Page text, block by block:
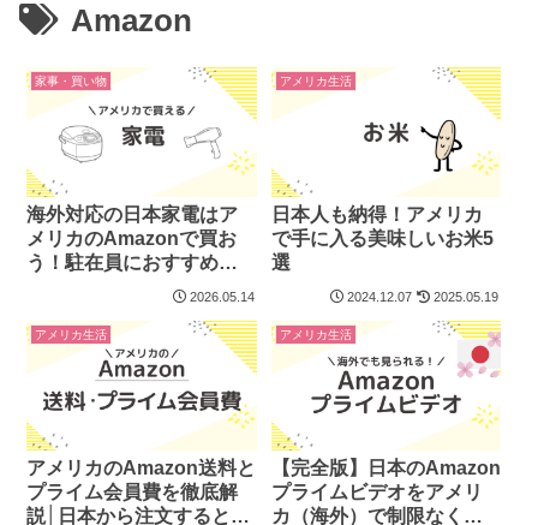
Amazon
家事・買い物
海外対応の日本家電はア
メリカのAmazonで買お
う！駐在員におすすめの
2026.05.14
アメリカ生活
日本人も納得！アメリカ
で手に入る美味しいお米5
選
2024.12.07 2025.05.19
アメリカ生活
アメリカのAmazon送料と
プライム会員費を徹底解
説│日本から注文すると高
アメリカ生活
【完全版】日本のAmazon
プライムビデオをアメリ
カ（海外）で制限なく楽